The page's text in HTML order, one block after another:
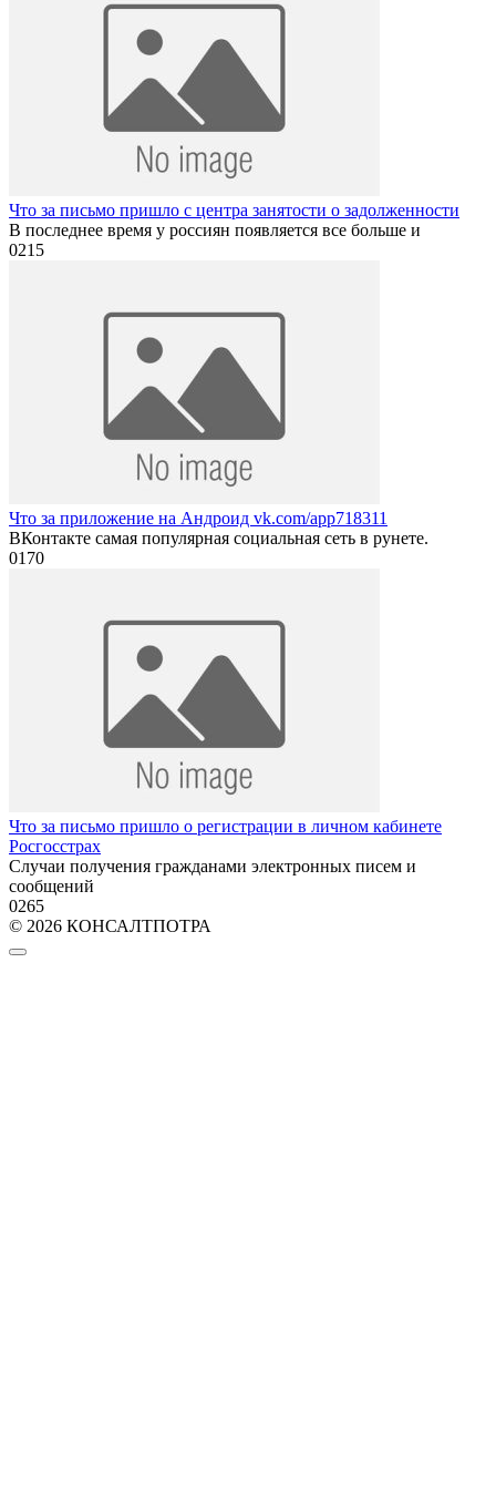
Что за письмо пришло с центра занятости о задолженности
В последнее время у россиян появляется все больше и
0215
Что за приложение на Андроид vk.com/app718311
ВКонтакте самая популярная социальная сеть в рунете.
0170
Что за письмо пришло о регистрации в личном кабинете
Росгосстрах
Случаи получения гражданами электронных писем и
сообщений
0265
© 2026 КОНСАЛТПОТРА